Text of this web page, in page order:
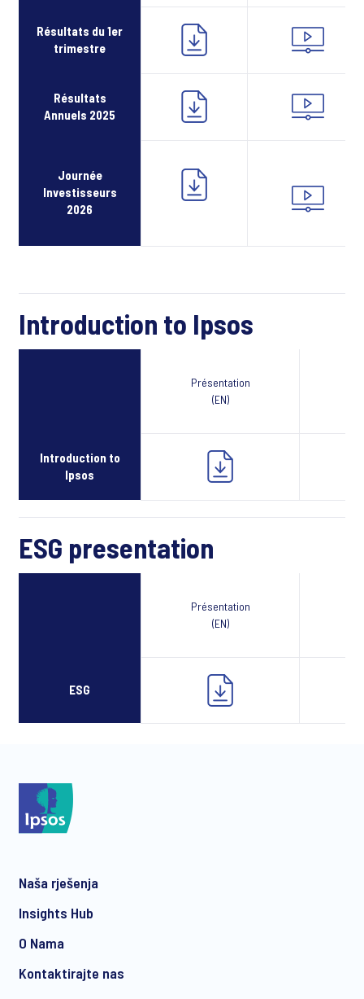
Résultats du 1er
trimestre
Résultats
Annuels 2025
Journée
Investisseurs
2026
Introduction to Ipsos
Présentation
(EN)
Introduction to
Ipsos
ESG presentation
Présentation
(EN)
ESG
Naša rješenja
Insights Hub
O Nama
Kontaktirajte nas